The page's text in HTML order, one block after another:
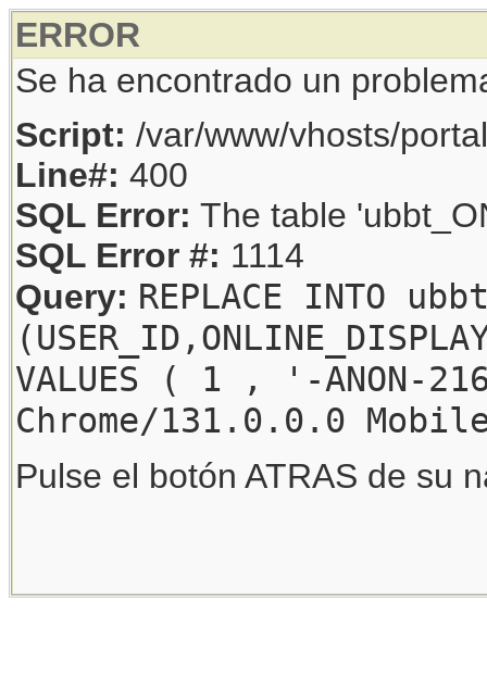
ERROR
Se ha encontrado un
Script: /var/www/vhosts/
Line#: 400
SQL Error: The table
SQL Error #: 1114
Query: REPLACE INTO
VALUES ( 1 , '-
Chrome/131.0.0.0
Pulse el botón ATRAS de su